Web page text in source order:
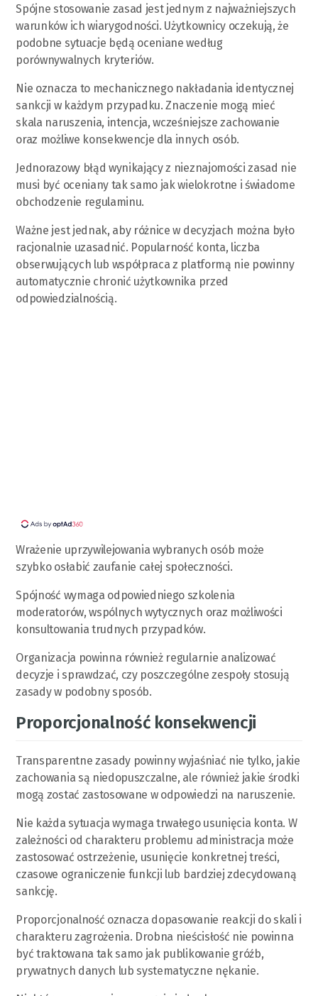
Spójne stosowanie zasad jest jednym z najważniejszych
warunków ich wiarygodności. Użytkownicy oczekują, że
podobne sytuacje będą oceniane według
porównywalnych kryteriów.
Nie oznacza to mechanicznego nakładania identycznej
sankcji w każdym przypadku. Znaczenie mogą mieć
skala naruszenia, intencja, wcześniejsze zachowanie
oraz możliwe konsekwencje dla innych osób.
Jednorazowy błąd wynikający z nieznajomości zasad nie
musi być oceniany tak samo jak wielokrotne i świadome
obchodzenie regulaminu.
Ważne jest jednak, aby różnice w decyzjach można było
racjonalnie uzasadnić. Popularność konta, liczba
obserwujących lub współpraca z platformą nie powinny
automatycznie chronić użytkownika przed
odpowiedzialnością.
Wrażenie uprzywilejowania wybranych osób może
szybko osłabić zaufanie całej społeczności.
Spójność wymaga odpowiedniego szkolenia
moderatorów, wspólnych wytycznych oraz możliwości
konsultowania trudnych przypadków.
Organizacja powinna również regularnie analizować
decyzje i sprawdzać, czy poszczególne zespoły stosują
zasady w podobny sposób.
Proporcjonalność konsekwencji
Transparentne zasady powinny wyjaśniać nie tylko, jakie
zachowania są niedopuszczalne, ale również jakie środki
mogą zostać zastosowane w odpowiedzi na naruszenie.
Nie każda sytuacja wymaga trwałego usunięcia konta. W
zależności od charakteru problemu administracja może
zastosować ostrzeżenie, usunięcie konkretnej treści,
czasowe ograniczenie funkcji lub bardziej zdecydowaną
sankcję.
Proporcjonalność oznacza dopasowanie reakcji do skali i
charakteru zagrożenia. Drobna nieścisłość nie powinna
być traktowana tak samo jak publikowanie gróźb,
prywatnych danych lub systematyczne nękanie.